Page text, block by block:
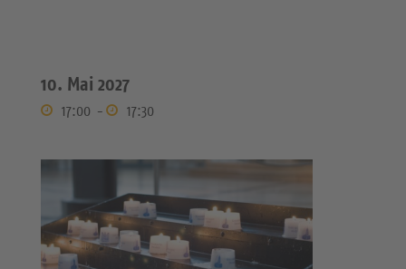
10. Mai 2027
17:00 - 17:30